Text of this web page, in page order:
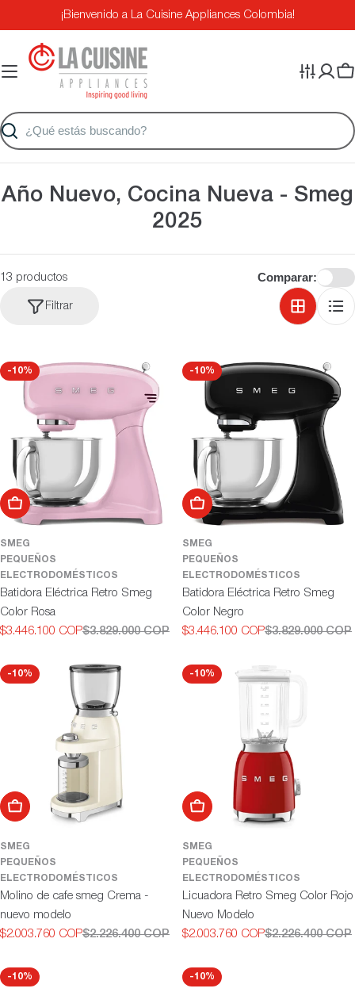
al
contenido
¡Bienvenido a La Cuisine Appliances Colombia!
Buscar
C
e
ó
Año Nuevo, Cocina Nueva - Smeg
2025
13 productos
Filtrar
Comparar:
-10%
Añadir al carrito
SMEG
PEQUEÑOS
ELECTRODOMÉSTICOS
Batidora Eléctrica Retro Smeg
Color Rosa
Precio
oferta
$3.446.100 COP
Precio
$3.829.000 COP
-10%
Añadir al carrito
SMEG
PEQUEÑOS
ELECTRODOMÉSTICOS
Batidora Eléctrica Retro Smeg
Color Negro
Precio
oferta
$3.446.100 COP
Precio
$3.829.000 COP
-10%
Añadir al carrito
SMEG
PEQUEÑOS
ELECTRODOMÉSTICOS
Molino de cafe smeg Crema -
nuevo modelo
Precio
oferta
$2.003.760 COP
Precio
$2.226.400 COP
-10%
Añadir al carrito
SMEG
PEQUEÑOS
ELECTRODOMÉSTICOS
Licuadora Retro Smeg Color Rojo
Nuevo Modelo
Precio
oferta
$2.003.760 COP
Precio
$2.226.400 COP
-10% -10%